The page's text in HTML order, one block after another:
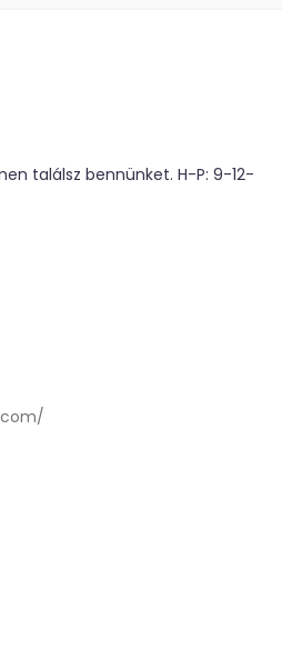
találsz bennünket. H-P: 9-12-